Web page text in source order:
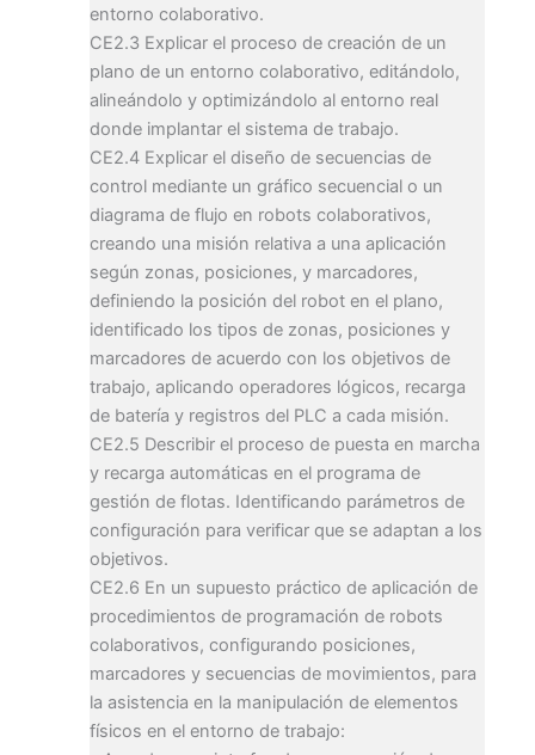
entorno colaborativo.
CE2.3 Explicar el proceso de creación de un
plano de un entorno colaborativo, editándolo,
alineándolo y optimizándolo al entorno real
donde implantar el sistema de trabajo.
CE2.4 Explicar el diseño de secuencias de
control mediante un gráfico secuencial o un
diagrama de flujo en robots colaborativos,
creando una misión relativa a una aplicación
según zonas, posiciones, y marcadores,
definiendo la posición del robot en el plano,
identificado los tipos de zonas, posiciones y
marcadores de acuerdo con los objetivos de
trabajo, aplicando operadores lógicos, recarga
de batería y registros del PLC a cada misión.
CE2.5 Describir el proceso de puesta en marcha
y recarga automáticas en el programa de
gestión de flotas. Identificando parámetros de
configuración para verificar que se adaptan a los
objetivos.
CE2.6 En un supuesto práctico de aplicación de
procedimientos de programación de robots
colaborativos, configurando posiciones,
marcadores y secuencias de movimientos, para
la asistencia en la manipulación de elementos
físicos en el entorno de trabajo: